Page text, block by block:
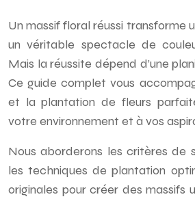
Un massif floral réussi transforme
un véritable spectacle de
Mais la réussite dépend d’une
Ce guide complet vous
et la plantation de fleurs
votre environnement et à vos
Nous aborderons les critères de
les techniques de plantation
originales pour créer des massifs